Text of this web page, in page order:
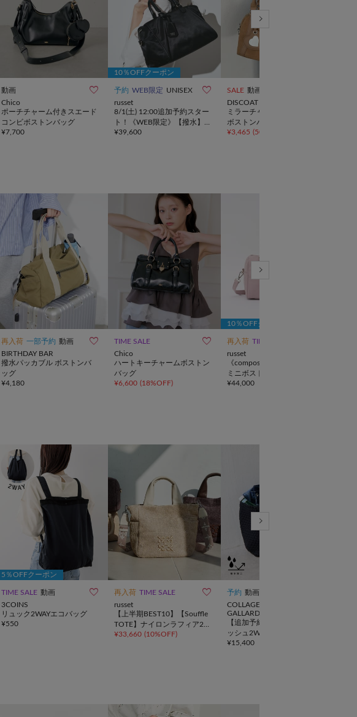
動画 
Chico
ポーチチャーム付きスエード
コンビボストンバッグ
¥7,700
10％OFFクーポン
予約 WEB限定 UNISEX 
russet
8/1(土) 12:00追加予約スター
ト！《WEB限定》【撥水】
クラウズナイロン2WAYボス
¥39,600
SALE 動画
DISCOAT
ミラーチャーム付ソフトミニ
ボストンバッグ《詳細動画あ
り》
¥3,465 (50%OFF
再入荷 一部予約 動画 
BIRTHDAY BAR
撥水パッカブル ボストンバ
ッグ
¥4,180
TIME SALE 
Chico
ハートキーチャームボストン
バッグ
¥6,600 (18%OFF)
10％OFFクーポン
再入荷 TIME SALE
russet
《composition》レザー2WAY
ミニボストンバッグ
¥44,000
5％OFFクーポン
TIME SALE 動画 
3COINS
リュック2WAYエコバッグ
¥550
再入荷 TIME SALE 
russet
【上半期BEST10】【Souffle
TOTE】ナイロンラフィア2W
AYトートバッグ
¥33,660 (10%OFF)
予約 動画
COLLAGE
GALLARDAGALANTE
【追加予約受付中】強撥水メ
ッシュ2WAYトートバッグ
¥15,400